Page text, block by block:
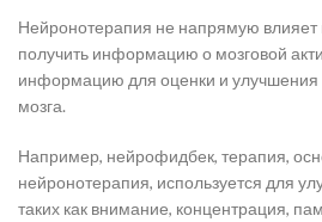
Нейронотерапия не напрямую влияет
получить информацию о мозговой
информацию для оценки и улучшения
мозга.
Например, нейрофидбек, терапия,
нейронотерапия, используется для
таких как внимание, концентрация,